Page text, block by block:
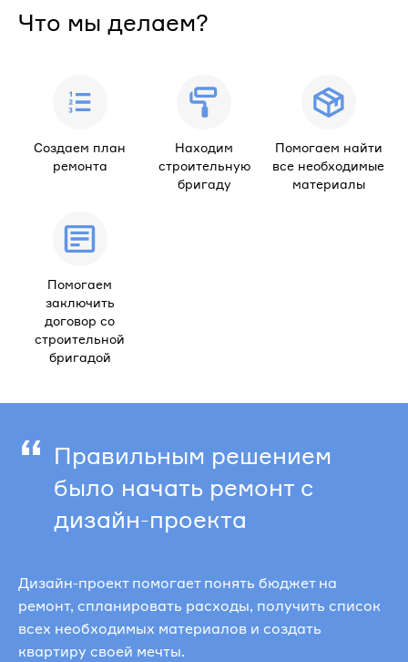
Что мы делаем?
Создаем план
ремонта
Находим
строительную
бригаду
Помогаем найти
все необходимые
материалы
Помогаем
заключить
договор со
строительной
бригадой
“ Правильным решением
было начать ремонт с
дизайн-проекта
Дизайн-проект помогает понять бюджет на
ремонт, спланировать расходы, получить список
всех необходимых материалов и создать
квартиру своей мечты.